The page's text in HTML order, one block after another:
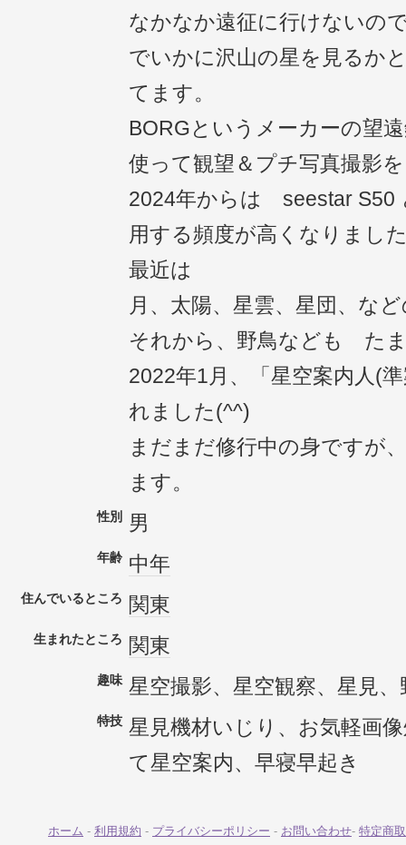
なかなか遠征に行けないの
でいかに沢山の星を見るか
てます。
BORGというメーカーの望
使って観望＆プチ写真撮影
2024年からは seestar S50
用する頻度が高くなりまし
最近は
月、太陽、星雲、星団、な
それから、野鳥なども た
2022年1月、「星空案内人(
れました(^^)
まだまだ修行中の身ですが
ます。
性別 男
年齢 中年
住んでいるところ 関東
生まれたところ 関東
趣味 星空撮影、星空観察、星見
特技 星見機材いじり、お気軽画
て星空案内、早寝早起き
ホーム - 利用規約 - プライバシーポリシー - お問い合わせ- 特定商